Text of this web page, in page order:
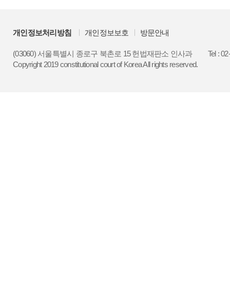
개인정보처리방침 개인정보보호 방문안내
(03060) 서울특별시 종로구 북촌로 15 헌법재판소 인사과
Tel :
Copyright 2019 constitutional court of Korea All rights reserved.